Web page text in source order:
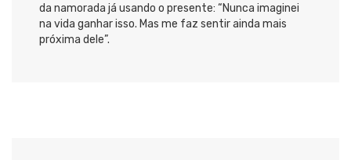
da namorada já usando o presente: “Nunca imaginei
na vida ganhar isso. Mas me faz sentir ainda mais
próxima dele”.